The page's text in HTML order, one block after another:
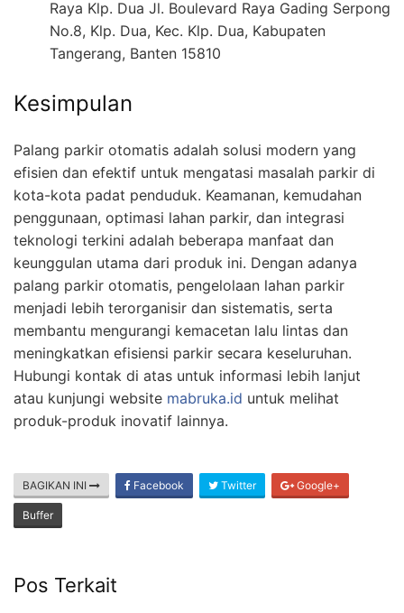
Raya Klp. Dua Jl. Boulevard Raya Gading Serpong
No.8, Klp. Dua, Kec. Klp. Dua, Kabupaten
Tangerang, Banten 15810
Kesimpulan
Palang parkir otomatis adalah solusi modern yang
efisien dan efektif untuk mengatasi masalah parkir di
kota-kota padat penduduk. Keamanan, kemudahan
penggunaan, optimasi lahan parkir, dan integrasi
teknologi terkini adalah beberapa manfaat dan
keunggulan utama dari produk ini. Dengan adanya
palang parkir otomatis, pengelolaan lahan parkir
menjadi lebih terorganisir dan sistematis, serta
membantu mengurangi kemacetan lalu lintas dan
meningkatkan efisiensi parkir secara keseluruhan.
Hubungi kontak di atas untuk informasi lebih lanjut
atau kunjungi website mabruka.id untuk melihat
produk-produk inovatif lainnya.
BAGIKAN INI Facebook Twitter Google+
Buffer
Pos Terkait